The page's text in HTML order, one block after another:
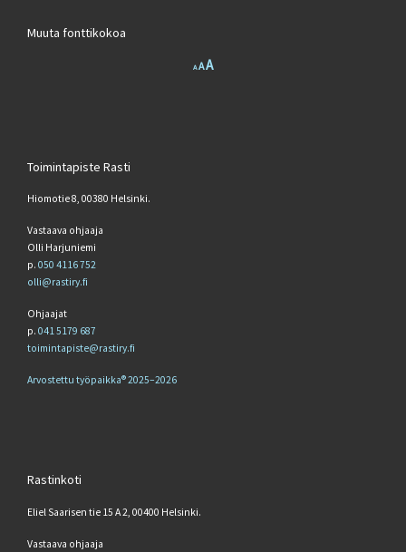
Muuta fonttikokoa
ADecrease font size.
AReset font size.
AIncrease font size.
Toimintapiste Rasti
Hiomotie 8, 00380 Helsinki.
Vastaava ohjaaja
Olli Harjuniemi
p. 050 4116 752
olli@rastiry.fi
Ohjaajat
p. 041 5179 687
toimintapiste@rastiry.fi
Arvostettu työpaikka® 2025–2026
Rastinkoti
Eliel Saarisen tie 15 A 2, 00400 Helsinki.
Vastaava ohjaaja